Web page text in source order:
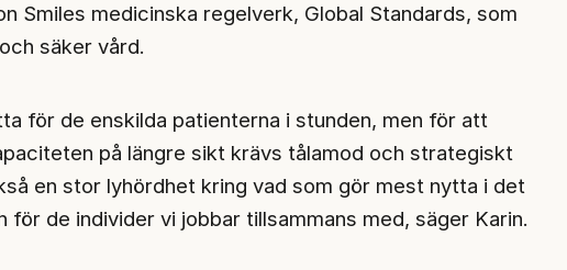
Smiles medicinska regelverk, Global Standards, som
säker vård.
för de enskilda patienterna i stunden, men för att
på längre sikt krävs tålamod och strategiskt
en stor lyhördhet kring vad som gör mest nytta i det
för de individer vi jobbar tillsammans med, säger Karin.